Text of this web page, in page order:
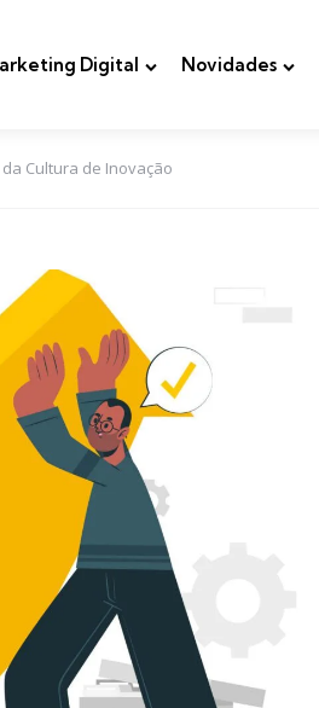
Digital Novidades
Cultura de Inovação